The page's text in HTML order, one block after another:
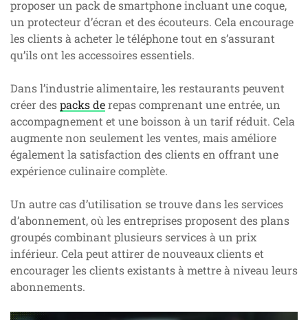
proposer un pack de smartphone incluant une coque,
un protecteur d’écran et des écouteurs. Cela encourage
les clients à acheter le téléphone tout en s’assurant
qu’ils ont les accessoires essentiels.
Dans l’industrie alimentaire, les restaurants peuvent
créer despacks derepas comprenant une entrée, un
accompagnement et une boisson à un tarif réduit. Cela
augmente non seulement les ventes, mais améliore
également la satisfaction des clients en offrant une
expérience culinaire complète.
Un autre cas d’utilisation se trouve dans les services
d’abonnement, où les entreprises proposent des plans
groupés combinant plusieurs services à un prix
inférieur. Cela peut attirer de nouveaux clients et
encourager les clients existants à mettre à niveau leurs
abonnements.